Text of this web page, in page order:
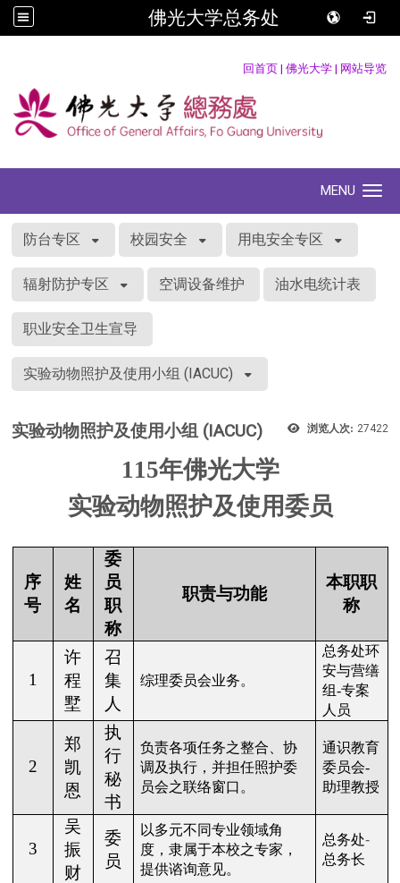
佛光大学总务处
回首页 | 佛光大学 | 网站导览
MENU
防台专区 校园安全 用电安全专区
辐射防护专区 空调设备维护 油水电统计表
职业安全卫生宣导
实验动物照护及使用小组 (IACUC)
浏览人次: 27422
实验动物照护及使用小组 (IACUC)
115年佛光大学
实验动物照护及使用委员
序
号
姓
名
委
员
职
称
职责与功能
本职职
称
1
许
程
墅
召
集
人
综理委员会业务。
总务处环
安与营缮
组-专案
人员
2
郑
凯
恩
执
行
秘
书
负责各项任务之整合、协
调及执行，并担任照护委
员会之联络窗口。
通识教育
委员会-
助理教授
3
吴
振
财
委
员
以多元不同专业领域角
度，隶属于本校之专家，
提供谘询意见。
总务处-
总务长